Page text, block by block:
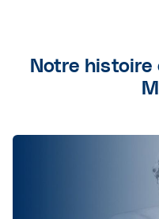
Notre histoire